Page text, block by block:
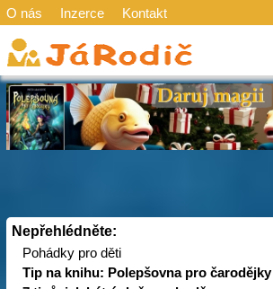
O nás Inzerce Kontakt
Nepřehlédněte:
Pohádky pro děti
Tip na knihu: Polepšovna pro čarodějky